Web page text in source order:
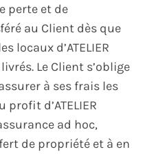
perte et de
au Client dès que
locaux d’ATELIER
Le Client s’oblige
à ses frais les
d’ATELIER
ad hoc,
de propriété et à en